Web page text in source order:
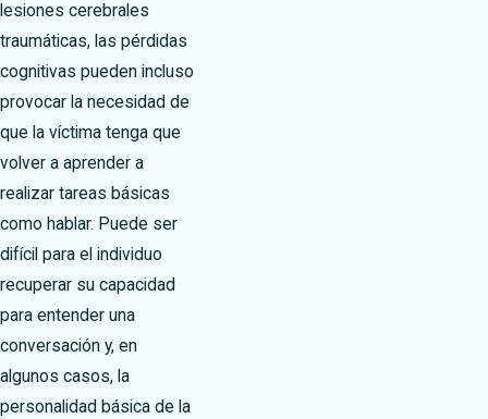
lesiones cerebrales
traumáticas, las pérdidas
cognitivas pueden incluso
provocar la necesidad de
que la víctima tenga que
volver a aprender a
realizar tareas básicas
como hablar. Puede ser
difícil para el individuo
recuperar su capacidad
para entender una
conversación y, en
algunos casos, la
personalidad básica de la